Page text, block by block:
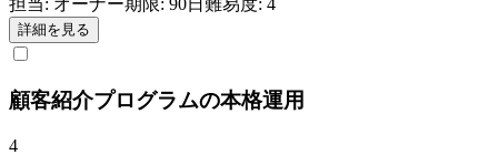
担当: オーナー期限: 90日 難易度: 4
詳細を見る
顧客紹介プログラムの本格運用
4